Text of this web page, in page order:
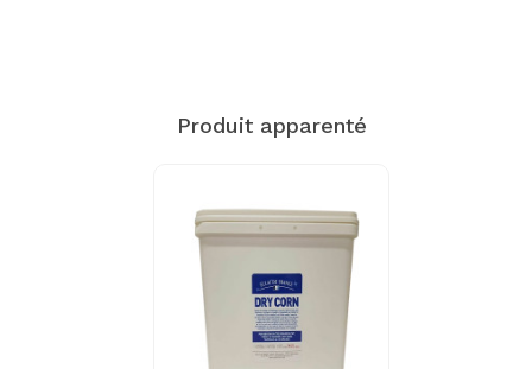
Produit apparenté